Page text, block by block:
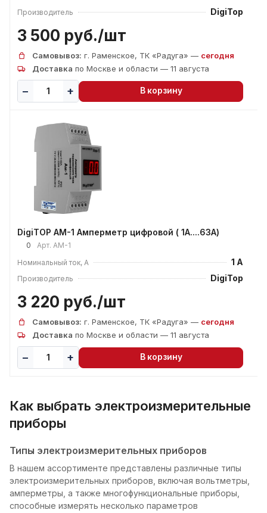
Производитель
DigiTop
3 500 руб./шт
Самовывоз: г. Раменское, ТК «Радуга» — сегодня
Доставка по Москве и области — 11 августа
В корзину
DigiTOP АМ-1 Амперметр цифровой ( 1А....63А)
0 Арт. АМ-1
Номинальный ток, А
1 А
Производитель DigiTop
3 220 руб./шт
Самовывоз: г. Раменское, ТК «Радуга» — сегодня
Доставка по Москве и области — 11 августа
В корзину
Как выбрать электроизмерительные
приборы
Типы электроизмерительных приборов
В нашем ассортименте представлены различные типы
электроизмерительных приборов, включая вольтметры,
амперметры, а также многофункциональные приборы,
способные измерять несколько параметров